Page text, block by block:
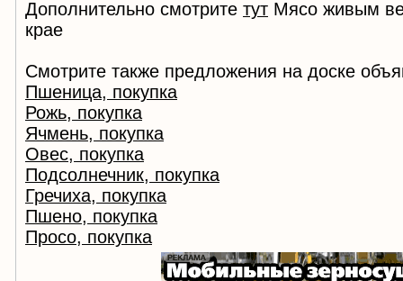
Дополнительно смотрите тут Мясо живым
крае
Смотрите также предложения на доске
Пшеница, покупка
Рожь, покупка
Ячмень, покупка
Овес, покупка
Подсолнечник, покупка
Гречиха, покупка
Пшено, покупка
Просо, покупка